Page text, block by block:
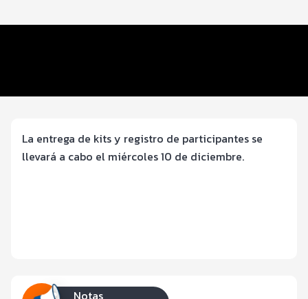
La entrega de kits y registro de participantes se
llevará a cabo el miércoles 10 de diciembre.
Notas